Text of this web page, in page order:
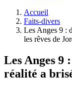
Accueil
Faits-divers
Les Anges 9 :
les rêves de
Les Anges 9
réalité a